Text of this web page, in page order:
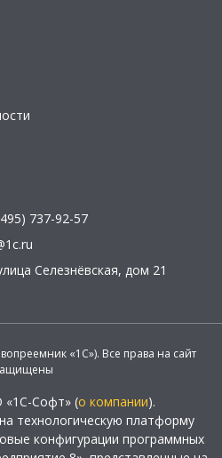
737-92-57
Селезнёвская, дом 21
«1С»). Все права на сайт
Софт» (о компании).
технологическую платформу
конфигурации программных